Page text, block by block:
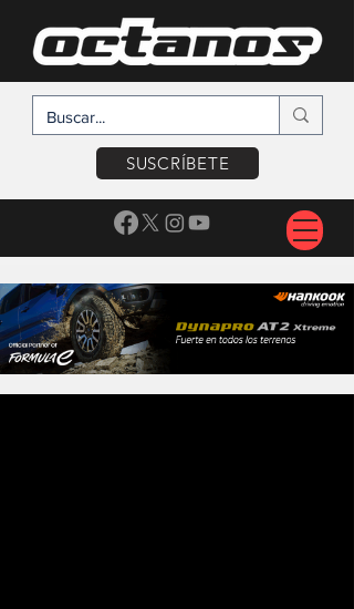
SUSCRÍBETE